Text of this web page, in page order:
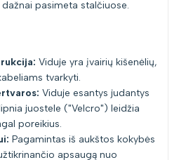
pasimeta stalčiuose.
Viduje yra įvairių kišenėlių,
tvarkyti.
Viduje esantys judantys
juostele ("Velcro") leidžia
poreikius.
Pagamintas iš aukštos kokybės
apsaugą nuo